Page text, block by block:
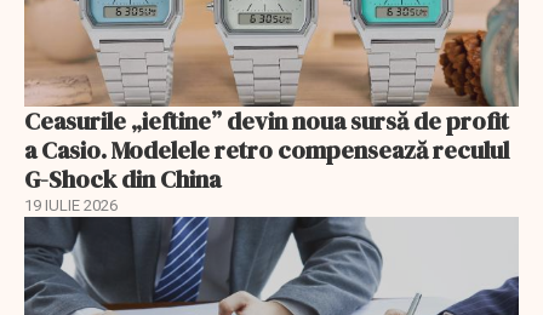
Ceasurile „ieftine” devin noua sursă de profit
a Casio. Modelele retro compensează reculul
G-Shock din China
19 IULIE 2026